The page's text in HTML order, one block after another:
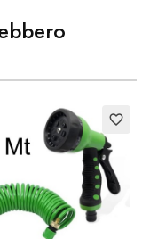
favorite_border